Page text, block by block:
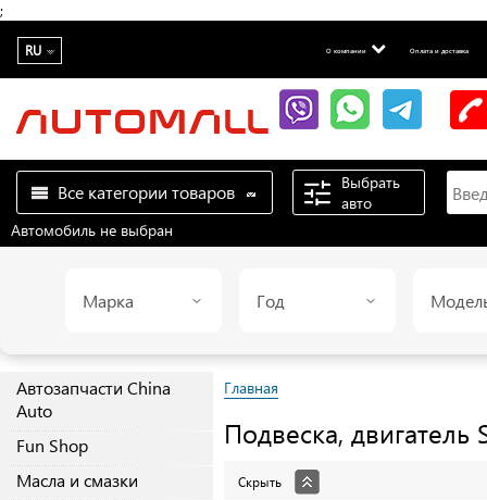
;
RU О компании Оплата и доставка
Все категории товаров
Выбрать
авто
Автомобиль не выбран
Марка Год
Автозапчасти China
Auto
Fun Shop
Масла и смазки
Главная
Подвеска, двигатель
Скрыть